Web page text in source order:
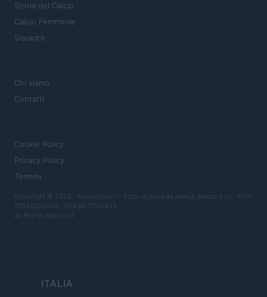
Storia del Calcio
Calcio Femminile
Squadre
Chi siamo
Contatti
Cookie Policy
Privacy Policy
Termini
Copyright © 2026 · Ilcalcionline — Edito in Italia da AdHub Media S.r.l. · P.IVA
13542920965 · REA MI 2729933
All Rights Reserved
ITALIA